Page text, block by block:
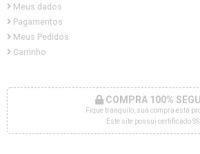
Meus dados
Pagamentos
Meus Pedidos
Carrinho
COMPRA 100%
Fique tranquilo, sua compra está
Este site possui certificado SSL